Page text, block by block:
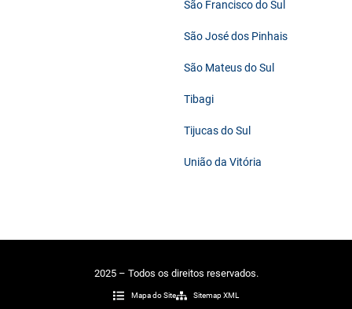
São Francisco do Sul
São José dos Pinhais
São Mateus do Sul
Tibagi
Tijucas do Sul
União da Vitória
2025 – Todos os direitos reservados.
Mapa do Site Sitemap XML